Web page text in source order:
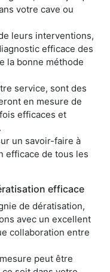
votre cave ou
leurs interventions,
efficace des
la bonne méthode
service, sont des
en mesure de
efficaces et
un savoir-faire à
efficace de tous les
efficace
de dératisation,
avec un excellent
collaboration entre
peut être